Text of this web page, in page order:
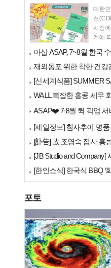
대한
션
시장에
계에
[신세계식품] SUMMER
ASAP❤️ 7·8월 퀵 픽업 서
[訃告] 故 조영숙 집사 홍
포토세계 챔피언 홍지승…